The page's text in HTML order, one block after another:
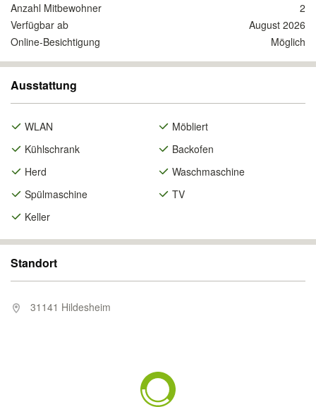
Anzahl Mitbewohner
2
Verfügbar ab
August 2026
Online-Besichtigung
Möglich
Ausstattung
WLAN
Möbliert
Kühlschrank
Backofen
Herd
Waschmaschine
Spülmaschine
TV
Keller
Standort
31141 Hildesheim